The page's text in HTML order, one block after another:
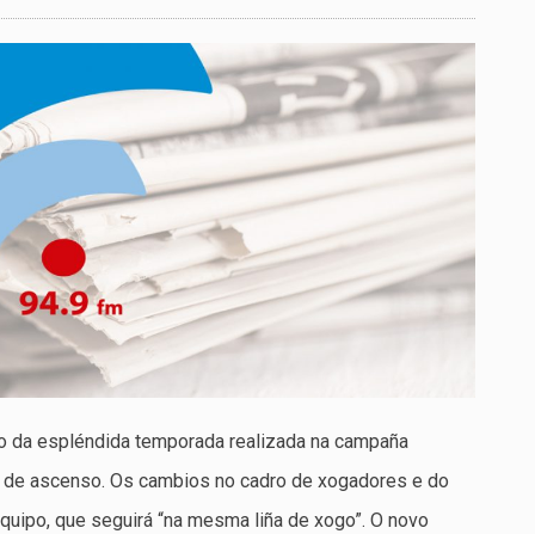
da espléndida temporada realizada na campaña
ascenso. Os cambios no cadro de xogadores e do
que seguirá “na mesma liña de xogo”. O novo